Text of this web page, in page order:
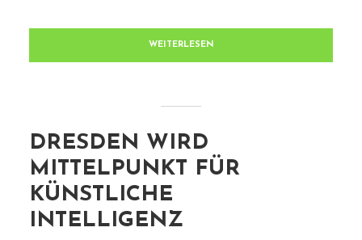
WEITERLESEN
DRESDEN WIRD
MITTELPUNKT FÜR
KÜNSTLICHE
INTELLIGENZ